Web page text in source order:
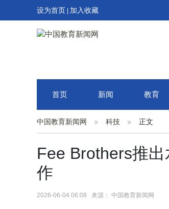
设为首页 加入收藏
首页 新闻 教育
中国教育新闻网 科技 正文
Fee Brothers推
作
2026-06-04 06:08 来源： 中国教育新闻网